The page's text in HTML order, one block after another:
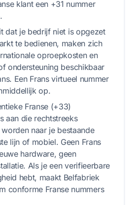
klant een +31 nummer
dat je bedrijf niet is opgezet
te bedienen, maken zich
oproepkosten en
ondersteuning beschikbaar
Een Frans virtueel nummer
op.
Franse (+33)
aan die rechtstreeks
naar je bestaande
lijn of mobiel. Geen Frans
hardware, geen
Als je een verifieerbare
hebt, maakt Belfabriek
conforme Franse nummers